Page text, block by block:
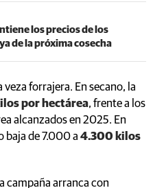
los precios de los
de la próxima cosecha
veza forrajera. En secano, la
por hectárea, frente a los
alcanzados en 2025. En
baja de 7.000 a 4.300 kilos
campaña arranca con